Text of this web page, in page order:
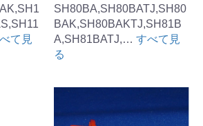
て見
SH80BA,SH80BATJ,SH80
BAK,SH80BAKTJ,SH81B
A,SH81BATJ,… すべて見
る